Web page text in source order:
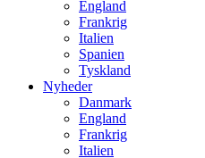
England
Frankrig
Italien
Spanien
Tyskland
Nyheder
Danmark
England
Frankrig
Italien